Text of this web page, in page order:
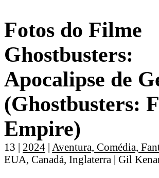
Fotos do Filme
Ghostbusters:
Apocalipse de
(Ghostbusters:
Empire)
13 | 2024 | Aventura, Comédia,
EUA, Canadá, Inglaterra | Gil